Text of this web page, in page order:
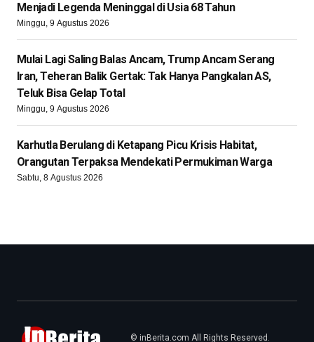
Menjadi Legenda Meninggal di Usia 68 Tahun
Minggu, 9 Agustus 2026
Mulai Lagi Saling Balas Ancam, Trump Ancam Serang
Iran, Teheran Balik Gertak: Tak Hanya Pangkalan AS,
Teluk Bisa Gelap Total
Minggu, 9 Agustus 2026
Karhutla Berulang di Ketapang Picu Krisis Habitat,
Orangutan Terpaksa Mendekati Permukiman Warga
Sabtu, 8 Agustus 2026
© inBerita.com All Rights Reserved.